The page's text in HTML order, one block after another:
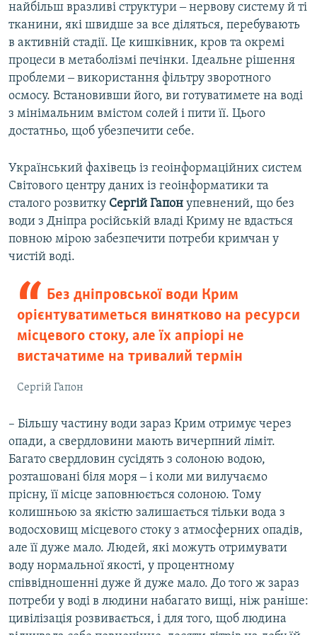
найбільш вразливі структури ‒ нервову систему й ті
тканини, які швидше за все діляться, перебувають
в активній стадії. Це кишківник, кров та окремі
процеси в метаболізмі печінки. Ідеальне рішення
проблеми ‒ використання фільтру зворотного
осмосу. Встановивши його, ви готуватимете на воді
з мінімальним вмістом солей і пити її. Цього
достатньо, щоб убезпечити себе.
Український фахівець із геоінформаційних систем
Світового центру даних із геоінформатики та
сталого розвитку Сергій Гапон упевнений, що без
води з Дніпра російській владі Криму не вдасться
повною мірою забезпечити потреби кримчан у
чистій воді.
Без дніпровської води Крим
орієнтуватиметься винятково на ресурси
місцевого стоку, але їх апріорі не
вистачатиме на тривалий термін
Сергій Гапон
– Більшу частину води зараз Крим отримує через
опади, а свердловини мають вичерпний ліміт.
Багато свердловин сусідять з солоною водою,
розташовані біля моря ‒ і коли ми вилучаємо
прісну, її місце заповнюється солоною. Тому
колишньою за якістю залишається тільки вода з
водосховищ місцевого стоку з атмосферних опадів,
але її дуже мало. Людей, які можуть отримувати
воду нормальної якості, у процентному
співвідношенні дуже й дуже мало. До того ж зараз
потреби у воді в людини набагато вищі, ніж раніше:
цивілізація розвивається, і для того, щоб людина